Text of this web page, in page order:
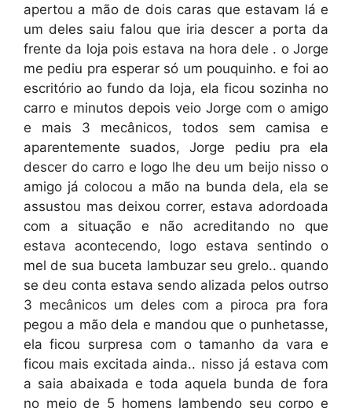
apertou a mão de dois caras que estavam lá e
um deles saiu falou que iria descer a porta da
frente da loja pois estava na hora dele . o Jorge
me pediu pra esperar só um pouquinho. e foi ao
escritório ao fundo da loja, ela ficou sozinha no
carro e minutos depois veio Jorge com o amigo
e mais 3 mecânicos, todos sem camisa e
aparentemente suados, Jorge pediu pra ela
descer do carro e logo lhe deu um beijo nisso o
amigo já colocou a mão na bunda dela, ela se
assustou mas deixou correr, estava adordoada
com a situação e não acreditando no que
estava acontecendo, logo estava sentindo o
mel de sua buceta lambuzar seu grelo.. quando
se deu conta estava sendo alizada pelos outrso
3 mecânicos um deles com a piroca pra fora
pegou a mão dela e mandou que o punhetasse,
ela ficou surpresa com o tamanho da vara e
ficou mais excitada ainda.. nisso já estava com
a saia abaixada e toda aquela bunda de fora
no meio de 5 homens lambendo seu corpo e